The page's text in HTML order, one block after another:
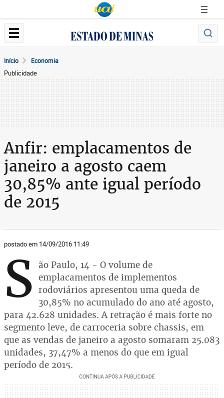
Início Economia
Publicidade
Anfir: emplacamentos de
janeiro a agosto caem
30,85% ante igual período
de 2015
postado em 14/09/2016 11:49
S ão Paulo, 14 - O volume de
emplacamentos de implementos
rodoviários apresentou uma queda de
30,85% no acumulado do ano até agosto,
para 42.628 unidades. A retração é mais forte no
segmento leve, de carroceria sobre chassis, em
que as vendas de janeiro a agosto somaram 25.083
unidades, 37,47% a menos do que em igual
período de 2015.